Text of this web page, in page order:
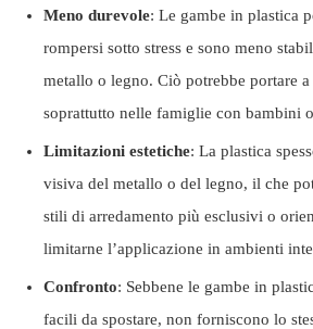
Meno durevole: Le gambe in plastica
rompersi sotto stress e sono meno
metallo o legno. Ciò potrebbe portare
soprattutto nelle famiglie con bambini
Limitazioni estetiche: La plastica
visiva del metallo o del legno, il che
stili di arredamento più esclusivi o
limitarne l’applicazione in ambienti
Confronto: Sebbene le gambe in
facili da spostare, non forniscono lo